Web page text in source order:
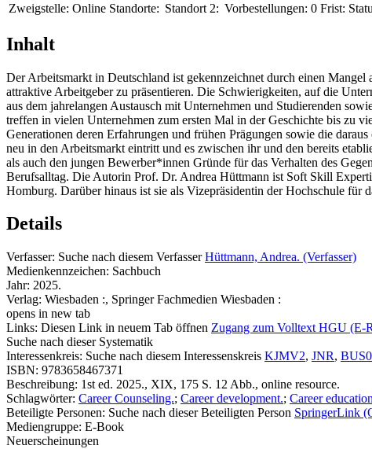
Zweigstelle: Online Standorte: Standort 2: Vorbestellungen: 0 Frist:
Inhalt
Der Arbeitsmarkt in Deutschland ist gekennzeichnet durch einen
attraktive Arbeitgeber zu präsentieren. Die Schwierigkeiten, auf die
aus dem jahrelangen Austausch mit Unternehmen und Studierenden
treffen in vielen Unternehmen zum ersten Mal in der Geschichte bis zu
Generationen deren Erfahrungen und frühen Prägungen sowie die
neu in den Arbeitsmarkt eintritt und es zwischen ihr und den bereits
als auch den jungen Bewerber*innen Gründe für das Verhalten des
Berufsalltag. Die Autorin Prof. Dr. Andrea Hüttmann ist Soft Skill
Homburg. Darüber hinaus ist sie als Vizepräsidentin der Hochschule für
Details
Verfasser: Suche nach diesem Verfasser Hüttmann, Andrea. (Verfasser)
Medienkennzeichen: Sachbuch
Jahr: 2025.
Verlag: Wiesbaden :, Springer Fachmedien Wiesbaden :
opens in new tab
Links: Diesen Link in neuem Tab öffnen Zugang zum Volltext HGU (E-
Suche nach dieser Systematik
Interessenkreis: Suche nach diesem Interessenskreis KJMV2, JNR,
ISBN: 9783658467371
Beschreibung: 1st ed. 2025., XIX, 175 S. 12 Abb., online resource.
Schlagwörter: Career Counseling.; Career development.; Career
Beteiligte Personen: Suche nach dieser Beteiligten Person SpringerLink
Mediengruppe: E-Book
Neuerscheinungen